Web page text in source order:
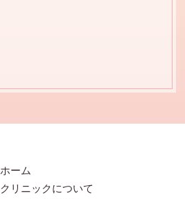
ホーム
クリニックについて